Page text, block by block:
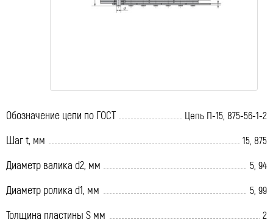
Обозначение цепи по ГОСТ Цепь П-15, 875-56-1-2
Шаг t, мм 15, 875
Диаметр валика d2, мм 5, 94
Диаметр ролика d1, мм 5, 99
Толщина пластины S мм 2